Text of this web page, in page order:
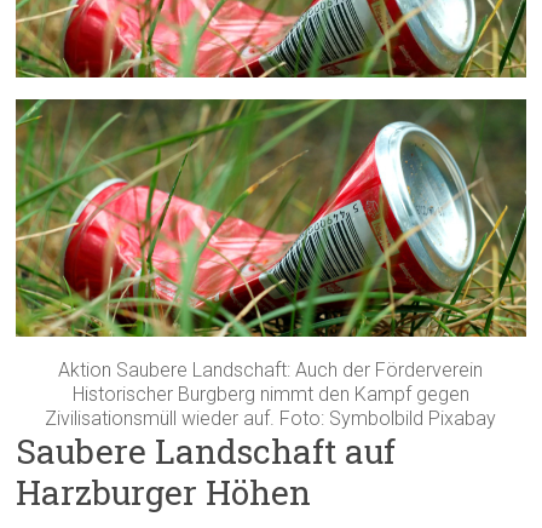
Aktion Saubere Landschaft: Auch der Förderverein
Historischer Burgberg nimmt den Kampf gegen
Zivilisationsmüll wieder auf. Foto: Symbolbild Pixabay
Saubere Landschaft auf
Harzburger Höhen